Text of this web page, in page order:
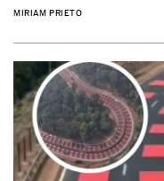
MIRIAM PRIETO